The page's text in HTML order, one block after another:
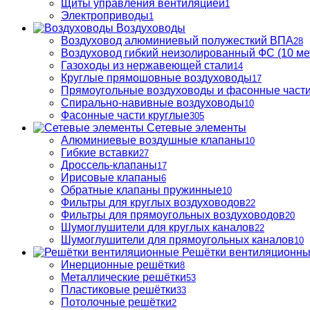
Щиты управления вентиляцией1
Электроприводы1
Воздуховоды
Воздуховод алюминиевый полужесткий ВПА28
Воздуховод гибкий неизолированный ФС (10
Газоходы из нержавеющей стали14
Круглые прямошовные воздуховоды17
Прямоугольные воздуховоды и фасонные части
Спирально-навивные воздуховоды10
Фасонные части круглые305
Сетевые элементы
Алюминиевые воздушные клапаны10
Гибкие вставки27
Дроссель-клапаны17
Ирисовые клапаны6
Обратные клапаны пружинные10
Фильтры для круглых воздуховодов22
Фильтры для прямоугольных воздуховодов20
Шумоглушители для круглых каналов22
Шумоглушители для прямоугольных каналов10
Решётки
Инерционные решётки8
Металлические решётки53
Пластиковые решётки33
Потолочные решётки2